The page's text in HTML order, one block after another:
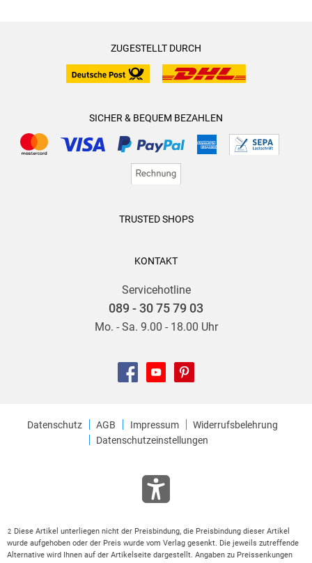
ZUGESTELLT DURCH
SICHER & BEQUEM BEZAHLEN
TRUSTED SHOPS
KONTAKT
Servicehotline
089 - 30 75 79 03
Mo. - Sa. 9.00 - 18.00 Uhr
Datenschutz AGB Impressum
Widerrufsbelehrung
Datenschutzeinstellungen
2 Diese Artikel unterliegen nicht der Preisbindung, die Preisbindung dieser Artikel
wurde aufgehoben oder der Preis wurde vom Verlag gesenkt. Die jeweils zutreffende
Alternative wird Ihnen auf der Artikelseite dargestellt. Angaben zu Preissenkungen